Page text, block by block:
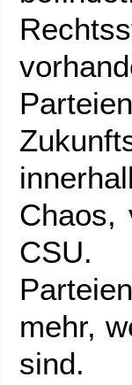
Chaos,
mehr,
sind.